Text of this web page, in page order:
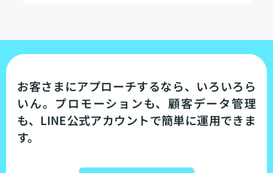
お客さまにアプローチするなら、いろいろら
いん。プロモーションも、顧客データ管理
も、LINE公式アカウントで簡単に運用できま
す。